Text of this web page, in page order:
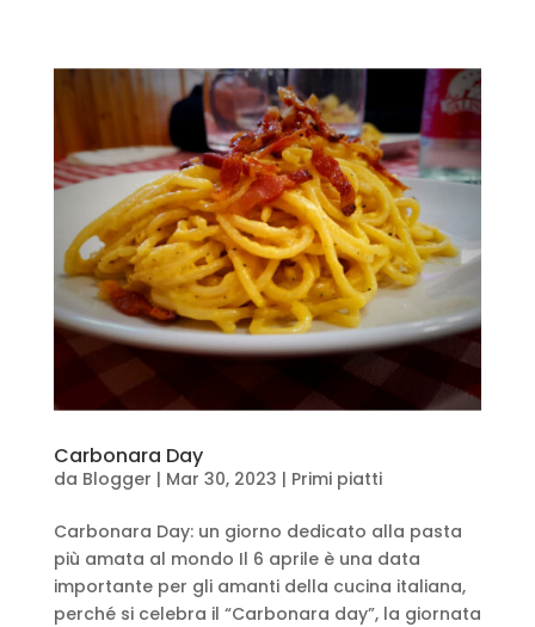
Carbonara Day
da Blogger | Mar 30, 2023 | Primi piatti
Carbonara Day: un giorno dedicato alla pasta
più amata al mondo Il 6 aprile è una data
importante per gli amanti della cucina italiana,
perché si celebra il “Carbonara day”, la giornata